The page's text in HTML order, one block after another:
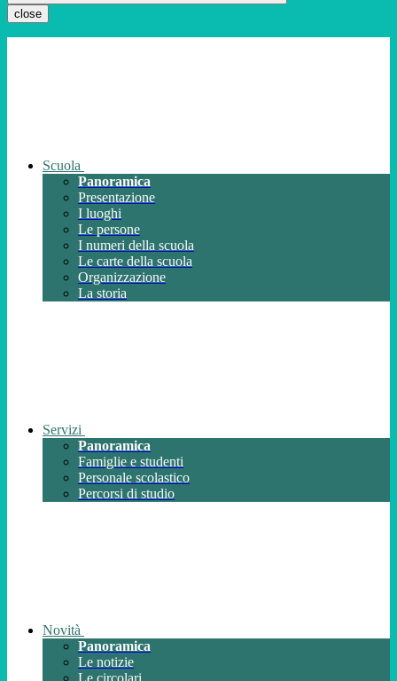
close
Scuola
Panoramica
Presentazione
I luoghi
Le persone
I numeri della scuola
Le carte della scuola
Organizzazione
La storia
Servizi
Panoramica
Famiglie e studenti
Personale scolastico
Percorsi di studio
Novità
Panoramica
Le notizie